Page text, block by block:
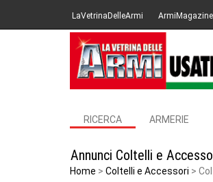
LaVetrinaDelleArmi ArmiMagazine
RICERCA ARMERIE
Annunci Coltelli e
Home Coltelli e Accessori